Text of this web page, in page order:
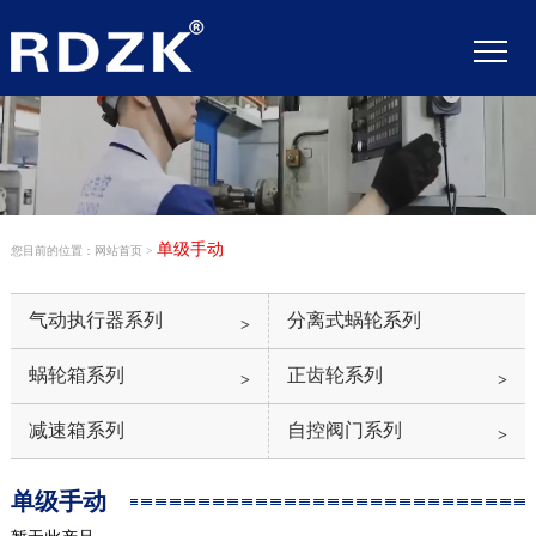
您目前的位置：网站首页 > 单级手动
气动执行器系列 > 分离式蜗轮系列
蜗轮箱系列 > 正齿轮系列 >
减速箱系列 自控阀门系列 >
单级手动